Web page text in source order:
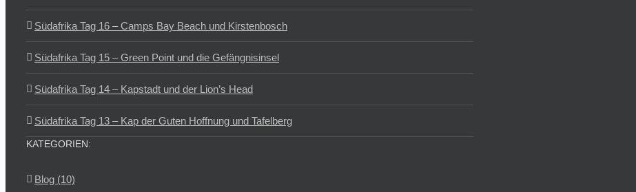
Südafrika Tag 16 – Camps Bay Beach und Kirstenbosch
Südafrika Tag 15 – Green Point und die Gefängnisinsel
Südafrika Tag 14 – Kapstadt und der Lion’s Head
Südafrika Tag 13 – Kap der Guten Hoffnung und Tafelberg
KATEGORIEN:
Blog (10)